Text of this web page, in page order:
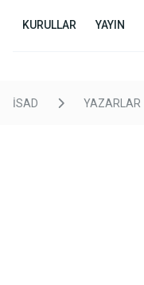
KURULLAR YAYIN
İSAD YAZARLAR